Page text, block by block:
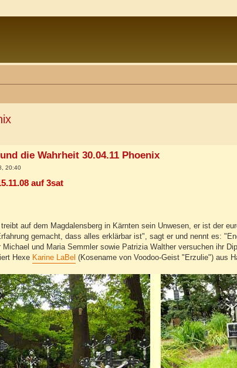
die Wahrheit 30.04.11 Phoenix
20:40
auf 3sat
auf dem Magdalensberg in Kärnten sein Unwesen, er ist der
gemacht, dass alles erklärbar ist", sagt er und nennt es:
und Maria Semmler sowie Patrizia Walther versuchen ihr
Hexe Karine LaBel (Kosename von Voodoo-Geist "Erzulie") aus